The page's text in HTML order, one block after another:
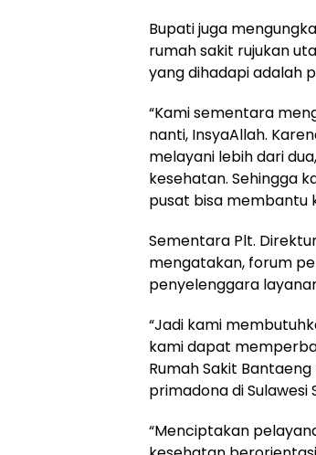
Bupati juga
rumah sakit rujukan
yang dihadapi adalah
“Kami sementara
nanti, InsyaAllah.
melayani lebih dari
kesehatan. Sehingga
pusat bisa membantu
Sementara Plt.
mengatakan, forum
penyelenggara
“Jadi kami
kami dapat
Rumah Sakit
primadona di Sulawesi
“Menciptakan